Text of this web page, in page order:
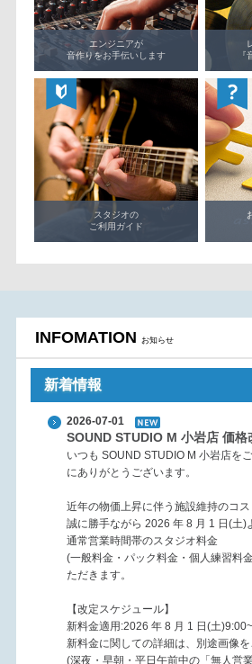
エンジニアが
音作りをお手伝いします
スタジオの
ご利用ガイド
INFOMATION お知らせ
新着情報
2026-07-01
SOUND STUDIO M 小岩店 価格
いつも SOUND STUDIO M 小岩店を
にありがとうございます。
近年の物価上昇に伴う施設維持のコス
誠に勝手ながら 2026 年 8 月 1 日(土)
通常営業時間帯のスタジオ料金
(一般料金・パック料金・個人練習料
ただきます。
【改定スケジュール】
新料金適用:2026 年 8 月 1 日(土
新料金に関しての詳細は、別途画像を
(深夜・早朝・平日午前中の「無人営